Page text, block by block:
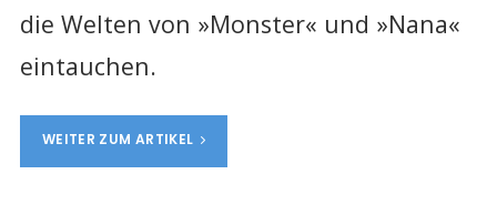
die Welten von »Monster« und »Nana«
eintauchen.
WEITER ZUM ARTIKEL